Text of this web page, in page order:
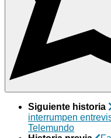
Siguiente historia
interrumpen
Telemundo